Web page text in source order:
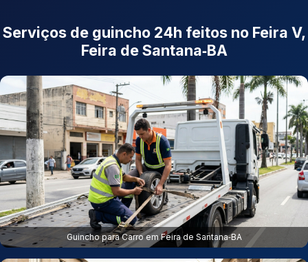
Serviços de guincho 24h feitos no Feira V,
Feira de Santana‑BA
Guincho para Carro em Feira de Santana‑BA